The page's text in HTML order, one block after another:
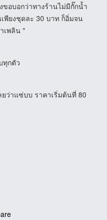
อบอกว่าทางร้านไม่มีกั๊กน้ำ
พียงชุดละ 30 บาท ก็อิ่มจน
เพลิน "
ทุกตัว
ว่าแซ่บบ ราคาเริ่มต้นที่ 80